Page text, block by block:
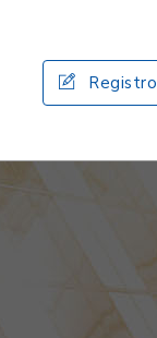
Registro